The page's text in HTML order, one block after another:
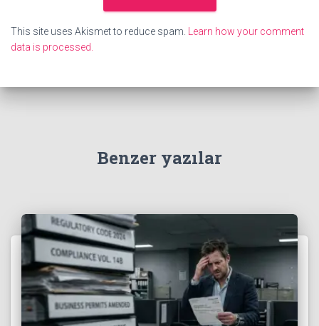
This site uses Akismet to reduce spam.
Learn how your comment
data is processed.
Benzer yazılar